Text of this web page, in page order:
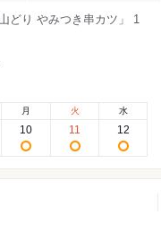
どり やみつき串カツ」 1
月
10
火
11
水
12